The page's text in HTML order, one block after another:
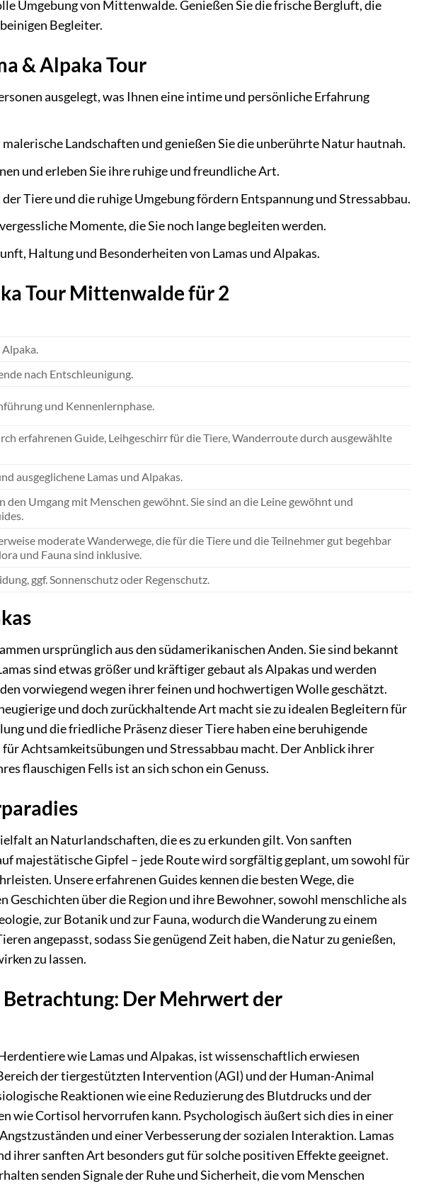
Umgebung von Mittenwalde. Genießen Sie die frische Bergluft, die
Begleiter.
& Alpaka Tour
ausgelegt, was Ihnen eine intime und persönliche Erfahrung
Landschaften und genießen Sie die unberührte Natur hautnah.
und erleben Sie ihre ruhige und freundliche Art.
Tiere und die ruhige Umgebung fördern Entspannung und Stressabbau.
Momente, die Sie noch lange begleiten werden.
Haltung und Besonderheiten von Lamas und Alpakas.
Tour Mittenwalde für 2
nach Entschleunigung.
und Kennenlernphase.
erfahrenen Guide, Leihgeschirr für die Tiere, Wanderroute durch ausgewählte
ausgeglichene Lamas und Alpakas.
Umgang mit Menschen gewöhnt. Sie sind an die Leine gewöhnt und
moderate Wanderwege, die für die Tiere und die Teilnehmer gut begehbar
und Fauna sind inklusive.
ggf. Sonnenschutz oder Regenschutz.
ursprünglich aus den südamerikanischen Anden. Sie sind bekannt
sind etwas größer und kräftiger gebaut als Alpakas und werden
vorwiegend wegen ihrer feinen und hochwertigen Wolle geschätzt.
und doch zurückhaltende Art macht sie zu idealen Begleitern für
und die friedliche Präsenz dieser Tiere haben eine beruhigende
Achtsamkeitsübungen und Stressabbau macht. Der Anblick ihrer
flauschigen Fells ist an sich schon ein Genuss.
an Naturlandschaften, die es zu erkunden gilt. Von sanften
majestätische Gipfel – jede Route wird sorgfältig geplant, um sowohl für
Unsere erfahrenen Guides kennen die besten Wege, die
über die Region und ihre Bewohner, sowohl menschliche als
zur Botanik und zur Fauna, wodurch die Wanderung zu einem
angepasst, sodass Sie genügend Zeit haben, die Natur zu genießen,
zu lassen.
Der Mehrwert der
wie Lamas und Alpakas, ist wissenschaftlich erwiesen
der tiergestützten Intervention (AGI) und der Human-Animal
Reaktionen wie eine Reduzierung des Blutdrucks und der
wie Cortisol hervorrufen kann. Psychologisch äußert sich dies in einer
und einer Verbesserung der sozialen Interaktion. Lamas
ihrer sanften Art besonders gut für solche positiven Effekte geeignet.
senden Signale der Ruhe und Sicherheit, die vom Menschen